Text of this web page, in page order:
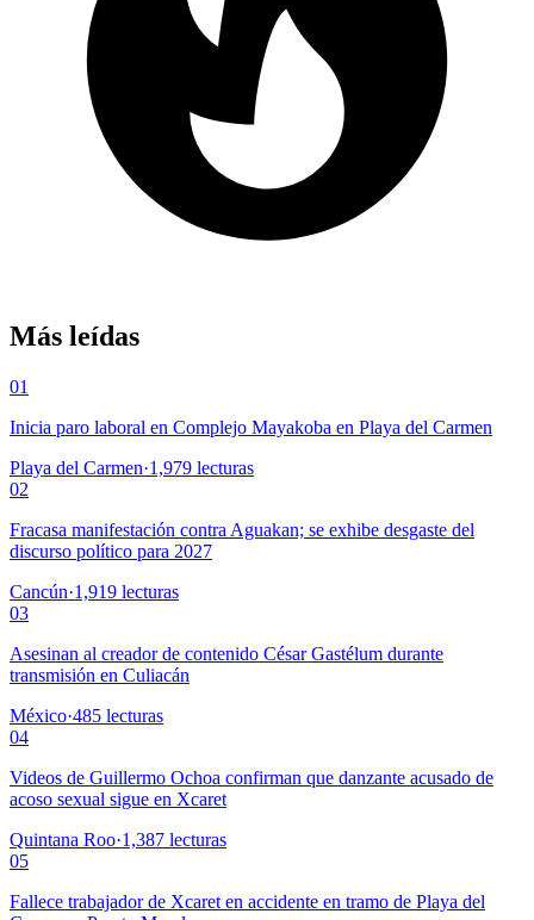
Más leídas
01
Inicia paro laboral en Complejo Mayakoba en Playa del Carmen
Playa del Carmen·1,979 lecturas
02
Fracasa manifestación contra Aguakan; se exhibe desgaste del
discurso político para 2027
Cancún·1,919 lecturas
03
Asesinan al creador de contenido César Gastélum durante
transmisión en Culiacán
México·485 lecturas
04
Videos de Guillermo Ochoa confirman que danzante acusado de
acoso sexual sigue en Xcaret
Quintana Roo·1,387 lecturas
05
Fallece trabajador de Xcaret en accidente en tramo de Playa del